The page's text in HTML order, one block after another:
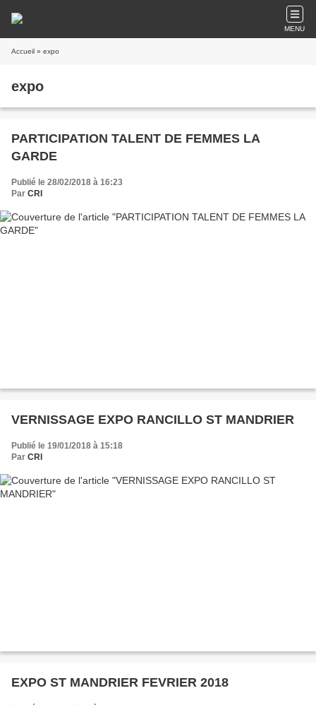
MENU
Accueil » expo
expo
PARTICIPATION TALENT DE FEMMES LA
GARDE
Publié le 28/02/2018 à 16:23
Par CRI
VERNISSAGE EXPO RANCILLO ST MANDRIER
Publié le 19/01/2018 à 15:18
Par CRI
EXPO ST MANDRIER FEVRIER 2018